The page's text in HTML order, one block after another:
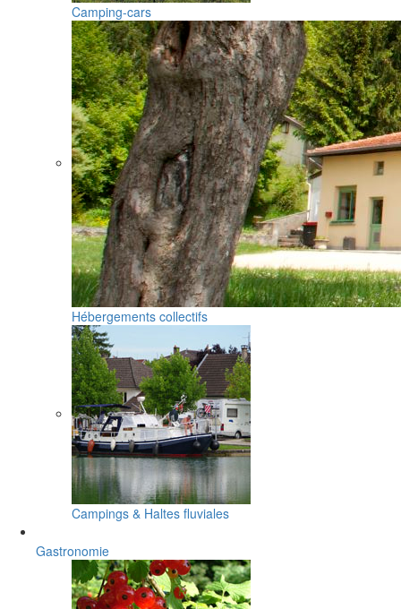
Camping-cars
Hébergements collectifs
Campings & Haltes fluviales
Gastronomie